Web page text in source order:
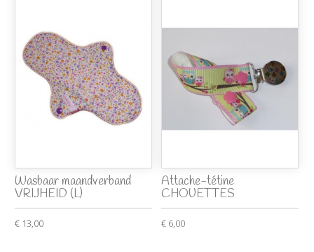
Wasbaar maandverband
VRIJHEID (L)
€ 13,00
Attache-tétine
CHOUETTES
€ 6,00